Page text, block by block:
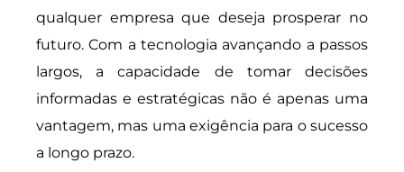
qualquer empresa que deseja prosperar no
futuro. Com a tecnologia avançando a passos
largos, a capacidade de tomar decisões
informadas e estratégicas não é apenas uma
vantagem, mas uma exigência para o sucesso
a longo prazo.